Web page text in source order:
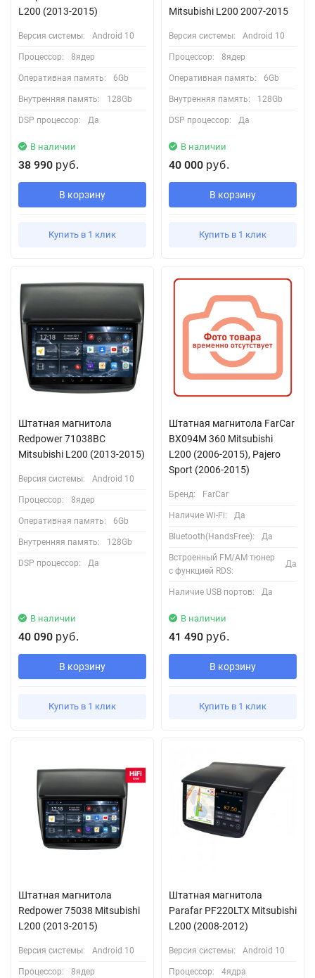
L200 (2013-2015)
Версия системы: Android 10
Процессор: 8ядер
Оперативная память: 6Gb
Внутренняя память: 128Gb
DSP процессор: Да
В наличии
38 990 руб.
В корзину
Купить в 1 клик
Mitsubishi L200 2007-2015
Версия системы: Android 10
Процессор: 8ядер
Оперативная память: 6Gb
Внутренняя память: 128Gb
DSP процессор: Да
В наличии
40 000 руб.
В корзину
Купить в 1 клик
Штатная магнитола
Redpower 71038BC
Mitsubishi L200 (2013-2015)
Версия системы: Android 10
Процессор: 8ядер
Оперативная память: 6Gb
Внутренняя память: 128Gb
DSP процессор: Да
В наличии
40 090 руб.
В корзину
Купить в 1 клик
Штатная магнитола FarCar
BX094M 360 Mitsubishi
L200 (2006-2015), Pajero
Sport (2006-2015)
Бренд: FarCar
Наличие Wi-Fi: Да
Bluetooth(HandsFree): Да
Встроенный FM/AM тюнер
с функцией RDS:
Да
Наличие USB портов: Да
В наличии
41 490 руб.
В корзину
Купить в 1 клик
Штатная магнитола
Redpower 75038 Mitsubishi
L200 (2013-2015)
Версия системы: Android 10
Процессор: 8ядер
Штатная магнитола
Parafar PF220LTX Mitsubishi
L200 (2008-2012)
Версия системы: Android 10
Процессор: 4ядра